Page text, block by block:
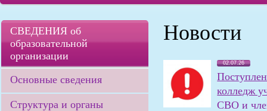
СВЕДЕНИЯ об
образовательной
организации
Основные сведения
Структура и органы
Новости
02.07.26
колледж
СВО и